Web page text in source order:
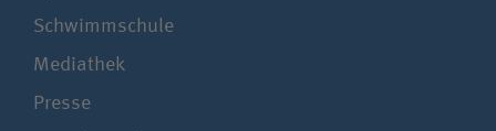
Schwimmschule
Mediathek
Presse